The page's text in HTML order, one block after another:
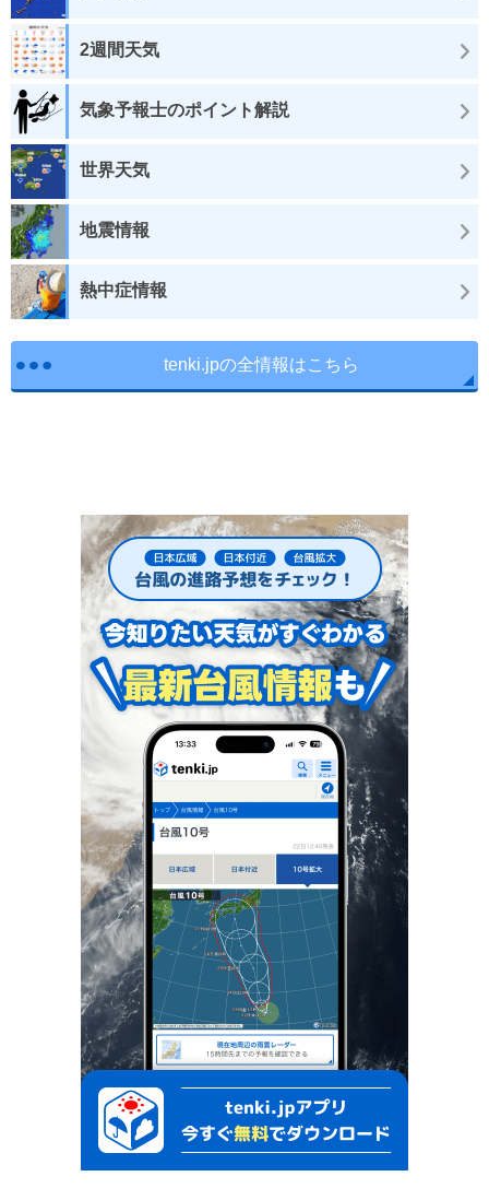
2週間天気
気象予報士のポイント解説
世界天気
地震情報
熱中症情報
tenki.jpの全情報はこちら